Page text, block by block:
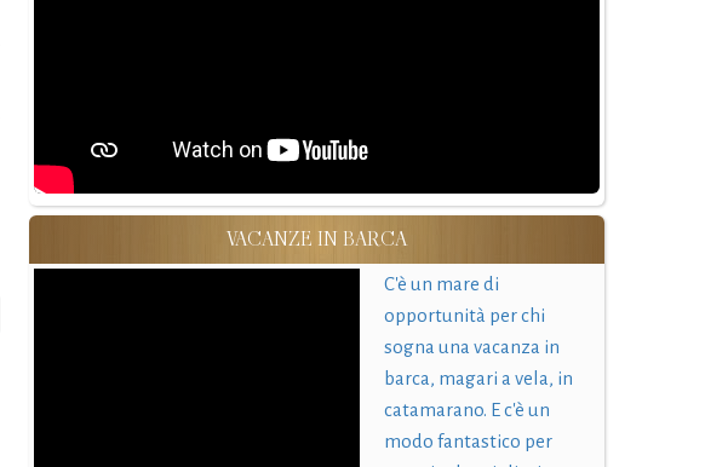
VACANZE IN BARCA
C'è un mare di
opportunità per chi
sogna una vacanza in
barca, magari a vela, in
catamarano. E c'è un
modo fantastico per